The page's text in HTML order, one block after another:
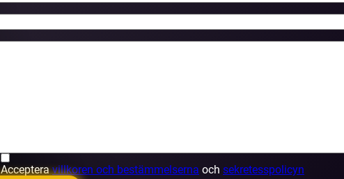
Accepteravillkoren och bestämmelserna och sekretesspolicyn